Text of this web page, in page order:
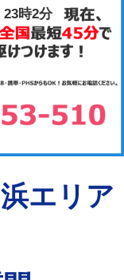
23時2分
エリア